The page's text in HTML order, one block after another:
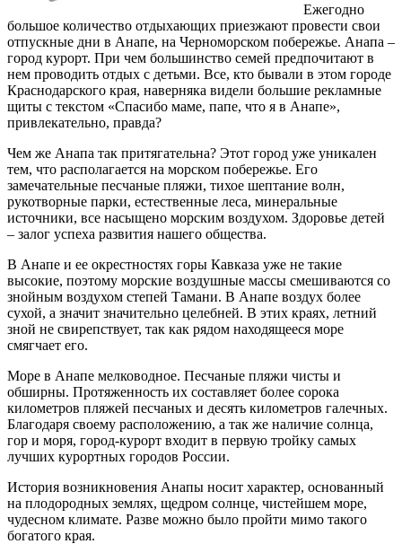
Ежегодно
большое количество отдыхающих приезжают провести свои
отпускные дни в Анапе, на Черноморском побережье. Анапа –
город курорт. При чем большинство семей предпочитают в
нем проводить отдых с детьми. Все, кто бывали в этом городе
Краснодарского края, наверняка видели большие рекламные
щиты с текстом «Спасибо маме, папе, что я в Анапе»,
привлекательно, правда?
Чем же Анапа так притягательна? Этот город уже уникален
тем, что располагается на морском побережье. Его
замечательные песчаные пляжи, тихое шептание волн,
рукотворные парки, естественные леса, минеральные
источники, все насыщено морским воздухом. Здоровье детей
– залог успеха развития нашего общества.
В Анапе и ее окрестностях горы Кавказа уже не такие
высокие, поэтому морские воздушные массы смешиваются со
знойным воздухом степей Тамани. В Анапе воздух более
сухой, а значит значительно целебней. В этих краях, летний
зной не свирепствует, так как рядом находящееся море
смягчает его.
Море в Анапе мелководное. Песчаные пляжи чисты и
обширны. Протяженность их составляет более сорока
километров пляжей песчаных и десять километров галечных.
Благодаря своему расположению, а так же наличие солнца,
гор и моря, город-курорт входит в первую тройку самых
лучших курортных городов России.
История возникновения Анапы носит характер, основанный
на плодородных землях, щедром солнце, чистейшем море,
чудесном климате. Разве можно было пройти мимо такого
богатого края.